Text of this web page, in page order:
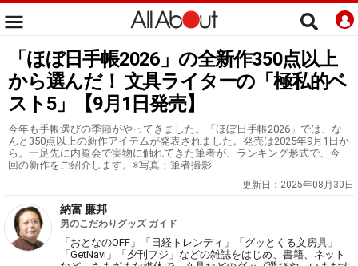
「ほぼ日手帳2026」の全新作350点以上
から選んだ！ 文具ライターの「極私的ベ
スト5」【9月1日発売】
今年も手帳選びの季節がやってきました。「ほぼ日手帳2026」では、な
んと350点以上の新作アイテムが発表されました。発売は2025年9月1日か
ら。一足先に内覧会で実物に触れてきた筆者が、ランキング形式で、今
回の新作をご紹介します。※写真：筆者撮影
更新日： 2025年08月30日
納富 廉邦
男のこだわりグッズ ガイド
「おとなのOFF」「日経トレンディ」「グッとくる文房具」
「GetNavi」「夕刊フジ」などの雑誌をはじめ、書籍、ネット